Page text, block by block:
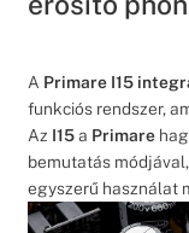
A Primare I15
funkciós rendszer,
Az I15a Primare
bemutatás
egyszerű használat